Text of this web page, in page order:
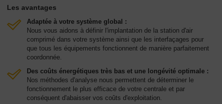
Les avantages
Adaptée à votre système global :
Nous vous aidons à définir l'implantation de la station d'air
comprimé dans votre système ainsi que les interfaçages pour
que tous les équipements fonctionnent de manière parfaitement
coordonnée.
Des coûts énergétiques très bas et une longévité optimale :
Nos méthodes d'analyse nous permettent de déterminer le
fonctionnement le plus efficace de votre centrale et par
conséquent d'abaisser vos coûts d'exploitation.